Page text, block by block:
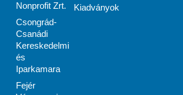
Nonprofit Zrt.
Csongrád-
Csanádi
Kereskedelmi
és
Iparkamara
Fejér
Kiadványok